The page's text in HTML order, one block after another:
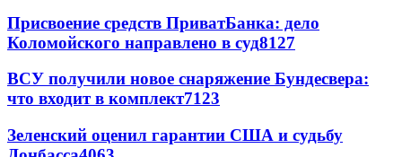
Присвоение средств ПриватБанка: дело
Коломойского направлено в суд8127
ВСУ получили новое снаряжение Бундесвера:
что входит в комплект7123
Зеленский оценил гарантии США и судьбу